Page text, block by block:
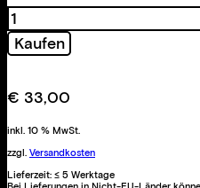
Basement
Arcade
Menge
Kaufen
€ 33,00
inkl. 10 % MwSt.
zzgl. Versandkosten
Lieferzeit: ≤ 5 Werktage